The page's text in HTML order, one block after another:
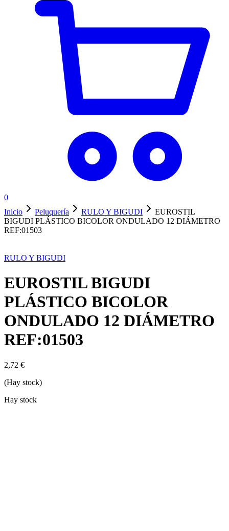
0
Inicio
Peluquería RULO Y BIGUDI
EUROSTIL
BIGUDI PLÁSTICO BICOLOR ONDULADO 12 DIÁMETRO
REF:01503
RULO Y BIGUDI
EUROSTIL BIGUDI
PLÁSTICO BICOLOR
ONDULADO 12 DIÁMETRO
REF:01503
2,72 €
(Hay stock)
Hay stock